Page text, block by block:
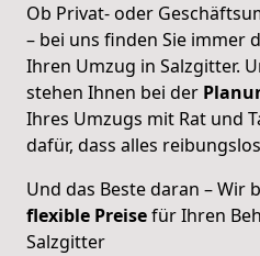
Ob Privat- oder
– bei uns finden Sie immer
Ihren Umzug in Salzgitter.
stehen Ihnen bei der
Ihres Umzugs mit Rat und
dafür, dass alles
Und das Beste daran – Wir
flexible Preisefür Ihren
Salzgitter